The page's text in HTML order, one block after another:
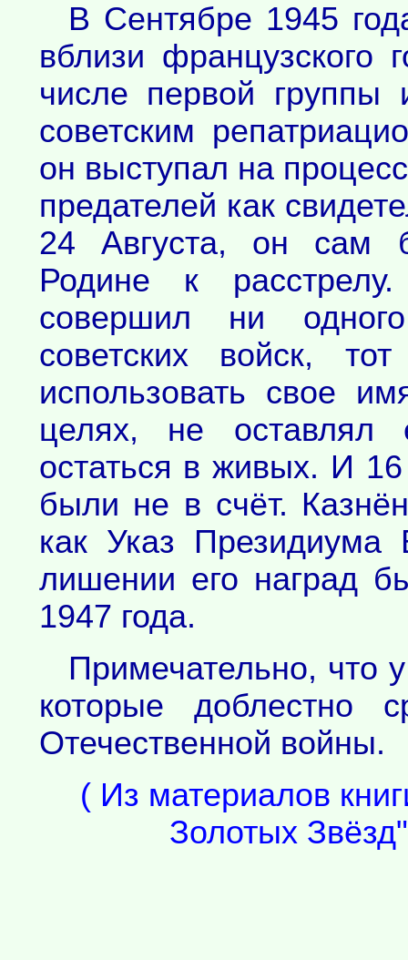
В Сентябре 1945
вблизи
числе первой
советским
он выступал на
предателей как
24 Августа, он сам
Родине к
совершил ни
советских войск,
использовать свое
целях, не
остаться в живых. И
были не в счёт.
как Указ
лишении его наград
1947 года.
Примечательно, что
которые доблестно
Отечественной войны.
( Из материалов
Золотых